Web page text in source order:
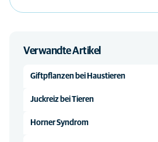
Verwandte Artikel
Giftpflanzen bei Haustieren
Juckreiz bei Tieren
Horner Syndrom